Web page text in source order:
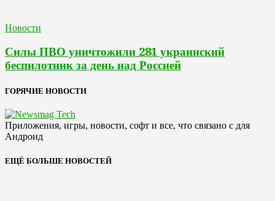
Новости
Силы ПВО уничтожили 281 украинский
беспилотник за день над Россией
ГОРЯЧИЕ НОВОСТИ
Приложения, игры, новости, софт и все, что связано с для
Андроид
ЕЩЁ БОЛЬШЕ НОВОСТЕЙ